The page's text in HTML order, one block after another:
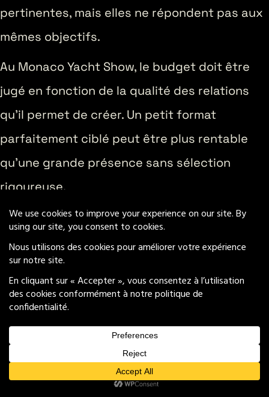
pertinentes, mais elles ne répondent pas aux
mêmes objectifs.
Au Monaco Yacht Show, le budget doit être
jugé en fonction de la qualité des relations
qu’il permet de créer. Un petit format
parfaitement ciblé peut être plus rentable
qu’une grande présence sans sélection
rigoureuse.
MONACO YACHT SHOW,
CANNES YACHTING FESTIVAL OU
LES VOILES DE SAINT-TROPEZ :
LEQUEL CHOISIR ?
Le Monaco Yacht Show, le Cannes Yachting
Festival et Les Voiles de Saint-Tropez sont